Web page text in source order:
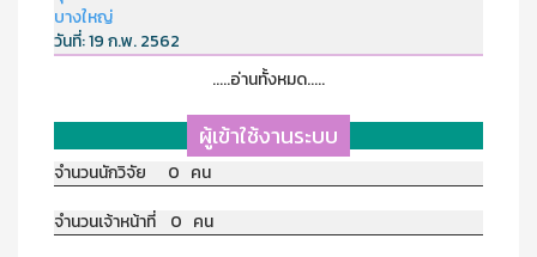
บางใหญ่
วันที่:19 ก.พ. 2562
.....อ่านทั้งหมด.....
ผู้เข้าใช้งานระบบ
จำนวนนักวิจัย 0 คน
จำนวนเจ้าหน้าที่ 0 คน